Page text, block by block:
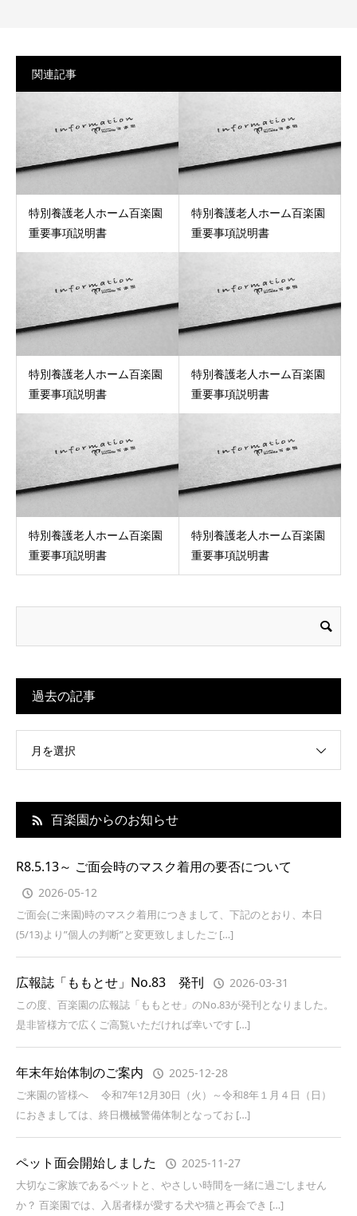
関連記事
特別養護老人ホーム百楽園
重要事項説明書
特別養護老人ホーム百楽園
重要事項説明書
特別養護老人ホーム百楽園
重要事項説明書
特別養護老人ホーム百楽園
重要事項説明書
特別養護老人ホーム百楽園
重要事項説明書
特別養護老人ホーム百楽園
重要事項説明書
過去の記事
月を選択
百楽園からのお知らせ
R8.5.13～ ご面会時のマスク着用の要否について
2026-05-12
ご面会(ご来園)時のマスク着用につきまして、下記のとおり、本日
(5/13)より”個人の判断”と変更致しましたご […]
広報誌「ももとせ」No.83 発刊 2026-03-31
この度、百楽園の広報誌「ももとせ」のNo.83が発刊となりました。
是非皆様方で広くご高覧いただければ幸いです […]
年末年始体制のご案内 2025-12-28
ご来園の皆様へ 令和7年12月30日（火）～令和8年１月４日（日）
におきましては、終日機械警備体制となってお […]
ペット面会開始しました 2025-11-27
大切なご家族であるペットと、やさしい時間を一緒に過ごしません
か？ 百楽園では、入居者様が愛する犬や猫と再会でき […]